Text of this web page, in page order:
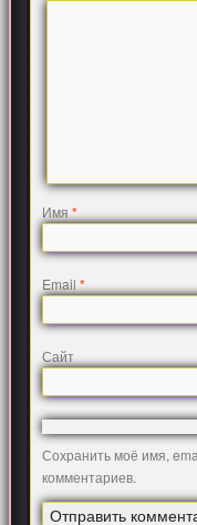
Имя*
Email*
Сайт
Сохранить моё имя,
комментариев.